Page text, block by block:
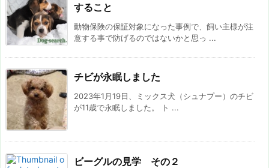
すること
動物保険の保証対象になった事例で、飼い主様が注
意する事で防げるのではないかと思っ ...
チビが永眠しました
2023年1月19日、ミックス犬（シュナプー）のチビ
が11歳で永眠しました。 ト ...
ビーグルの見学 その２